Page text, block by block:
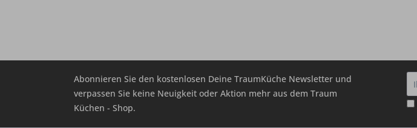
Abonnieren Sie den kostenlosen Deine TraumKüche Newsletter und
verpassen Sie keine Neuigkeit oder Aktion mehr aus dem Traum
Küchen - Shop.